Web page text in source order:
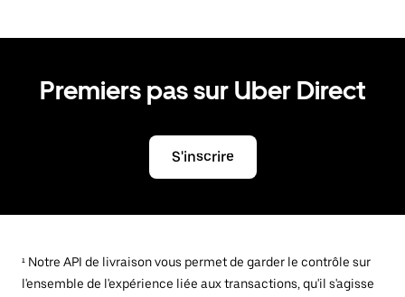
Premiers pas sur Uber Direct
S'inscrire
¹ Notre API de livraison vous permet de garder le contrôle sur
l'ensemble de l'expérience liée aux transactions, qu'il s'agisse